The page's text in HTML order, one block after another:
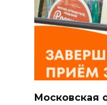
Московская